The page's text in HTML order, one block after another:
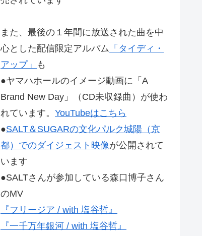
また、最後の１年間に放送された曲を中
心とした配信限定アルバム 「タイディ・
アップ」
も
●ヤマハホールのイメージ動画に「A
Brand New Day」（CD未収録曲）が使わ
れています。 YouTubeはこちら
●SALT＆SUGARの文化パルク城陽（京
都）でのダイジェスト映像が公開されて
います
●SALTさんが参加している森口博子さん
のMV
『フリージア / with 塩谷哲』
『一千万年銀河 / with 塩谷哲』